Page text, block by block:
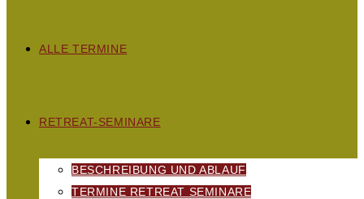
ALLE TERMINE
RETREAT-SEMINARE
BESCHREIBUNG UND ABLAUF
TERMINE RETREAT SEMINARE